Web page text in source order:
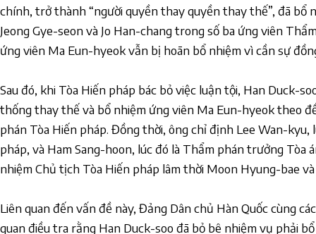
chính, trở thành “người quyền thay quyền thay thế”, đã bổ
Jeong Gye-seon và Jo Han-chang trong số ba ứng viên
ứng viên Ma Eun-hyeok vẫn bị hoãn bổ nhiệm vì cần sự
Sau đó, khi Tòa Hiến pháp bác bỏ việc luận tội, Han Duck-
thống thay thế và bổ nhiệm ứng viên Ma Eun-hyeok theo
phán Tòa Hiến pháp. Đồng thời, ông chỉ định Lee Wan-kyu,
pháp, và Ham Sang-hoon, lúc đó là Thẩm phán trưởng Tòa
nhiệm Chủ tịch Tòa Hiến pháp lâm thời Moon Hyung-bae
Liên quan đến vấn đề này, Đảng Dân chủ Hàn Quốc cùng
quan điều tra rằng Han Duck-soo đã bỏ bê nhiệm vụ phải